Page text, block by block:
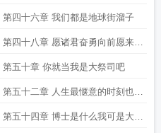
一把
第四十六章 我们都是地球街溜子
第四十八章 愿诸君奋勇向前愿来日
我等后辈远离这般苦难
第五十章 你就当我是大祭司吧
第五十二章 人生最惬意的时刻也莫
过于此了
第五十四章 博士是什么我可是大商